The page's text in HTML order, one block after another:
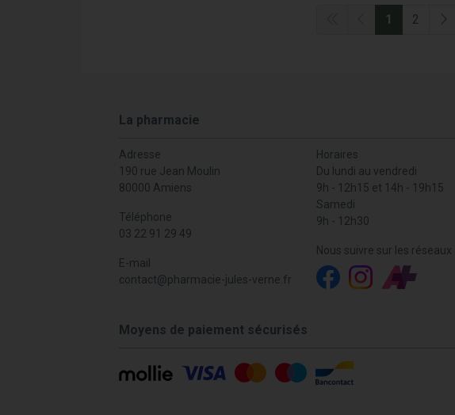
1 2
La pharmacie
Adresse
190 rue Jean Moulin
80000 Amiens
Téléphone
03 22 91 29 49
E-mail
contact@pharmacie-jules-verne.fr
Horaires
Du lundi au vendredi
9h - 12h15 et 14h - 19h15
Samedi
9h - 12h30
Nous suivre sur les réseaux
Moyens de paiement sécurisés